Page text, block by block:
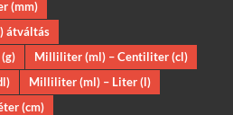
(mm)
átváltás
Milliliter (ml) – Centiliter (cl)
Milliliter (ml) – Liter (l)
(cm)